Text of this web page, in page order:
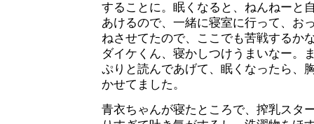
することに。眠くなると、ねんねーと
あけるので、一緒に寝室に行って、お
ねさせてたので、ここでも苦戦するか
ダイケくん、寝かしつけうまいなー。
ぷりと読んであげて、眠くなったら、
かせてました。
青衣ちゃんが寝たところで、搾乳スタ